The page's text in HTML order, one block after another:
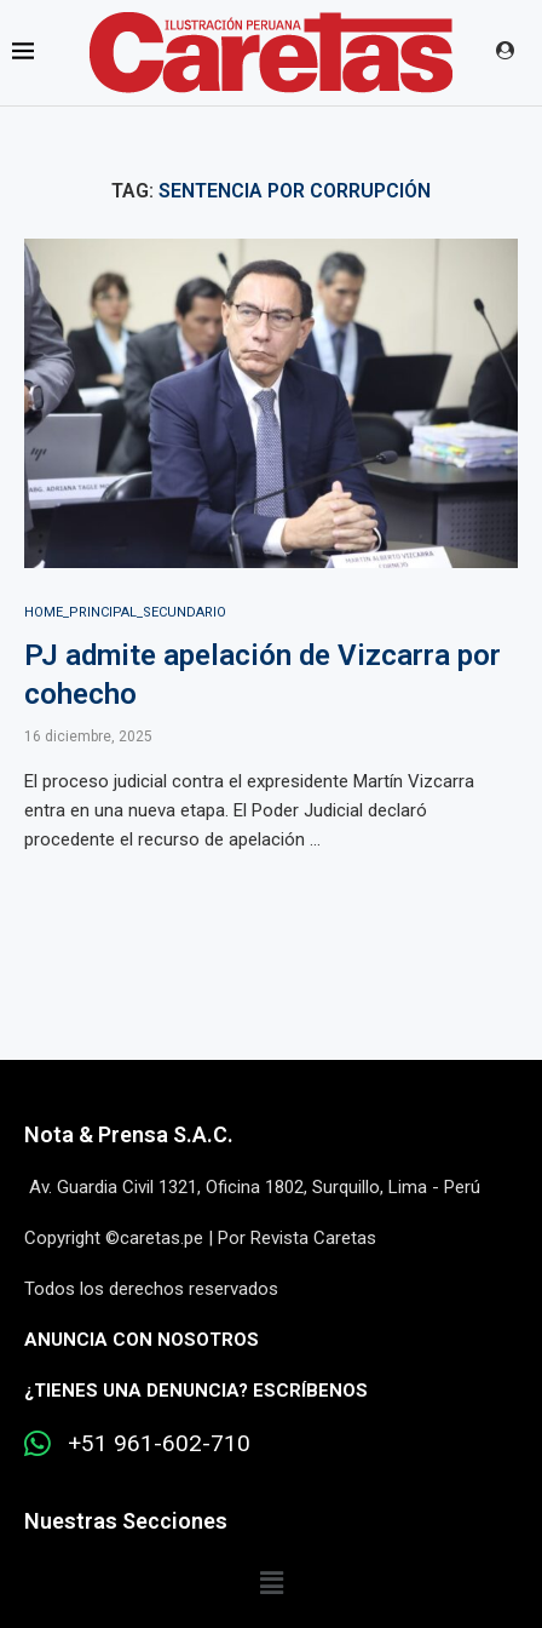
TAG: SENTENCIA POR CORRUPCIÓN
HOME_PRINCIPAL_SECUNDARIO
PJ admite apelación de Vizcarra por
cohecho
16 diciembre, 2025
El proceso judicial contra el expresidente Martín Vizcarra
entra en una nueva etapa. El Poder Judicial declaró
procedente el recurso de apelación ...
Nota & Prensa S.A.C.
Av. Guardia Civil 1321, Oficina 1802, Surquillo, Lima - Perú
Copyright ©caretas.pe | Por Revista Caretas
Todos los derechos reservados
ANUNCIA CON NOSOTROS
¿TIENES UNA DENUNCIA? ESCRÍBENOS
+51 961-602-710
Nuestras Secciones